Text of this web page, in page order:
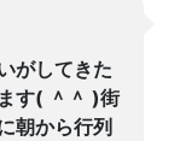
がしてきた
す( ＾＾ )街
朝から行列